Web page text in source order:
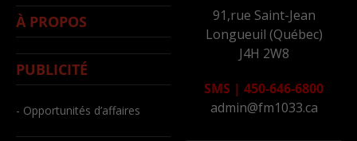
À PROPOS
PUBLICITÉ
- Opportunités d’affaires
91,rue Saint-Jean
Longueuil (Québec)
J4H 2W8
SMS | 450-646-6800
admin@fm1033.ca